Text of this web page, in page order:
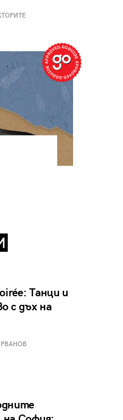
Танци и
с дъх на